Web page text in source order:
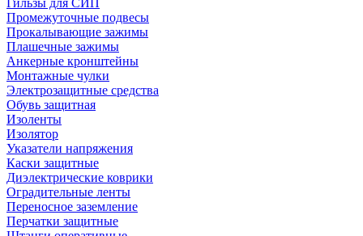
Гильзы для СИП
Промежуточные подвесы
Прокалывающие зажимы
Плашечные зажимы
Анкерные кронштейны
Монтажные чулки
Электрозащитные средства
Обувь защитная
Изоленты
Изолятор
Указатели напряжения
Каски защитные
Диэлектрические коврики
Оградительные ленты
Переносное заземление
Перчатки защитные